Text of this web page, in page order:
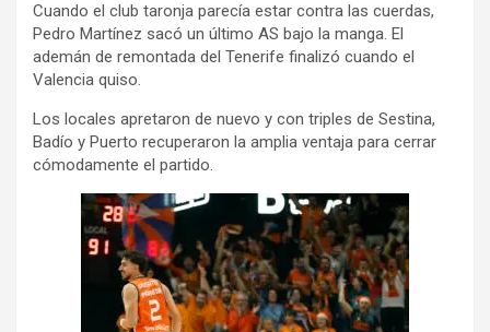
Cuando el club taronja parecía estar contra las cuerdas,
Pedro Martínez sacó un último AS bajo la manga. El
ademán de remontada del Tenerife finalizó cuando el
Valencia quiso.
Los locales apretaron de nuevo y con triples de Sestina,
Badío y Puerto recuperaron la amplia ventaja para cerrar
cómodamente el partido.